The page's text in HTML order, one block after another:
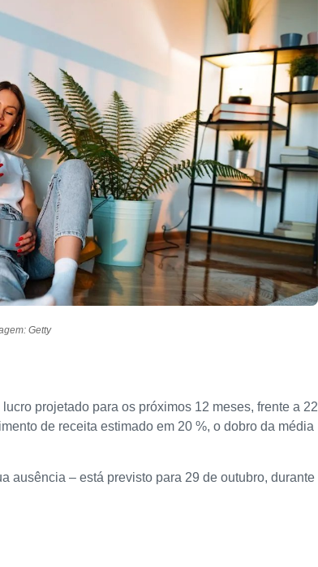
Getty
projetado para os próximos 12 meses, frente a 22
de receita estimado em 20 %, o dobro da média
ausência – está previsto para 29 de outubro, durante